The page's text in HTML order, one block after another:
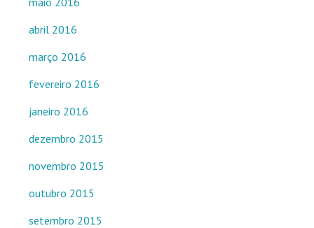
abril 2016
março 2016
fevereiro 2016
janeiro 2016
dezembro 2015
novembro 2015
outubro 2015
setembro 2015